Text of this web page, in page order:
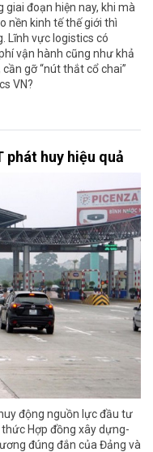
đoạn hiện nay, khi mà
nền kinh tế thế giới thì
Lĩnh vực logistics có
vận hành cũng như khả
gỡ “nút thắt cổ chai”
VN?
phát huy hiệu quả
động nguồn lực đầu tư
Hợp đồng xây dựng-
đúng đắn của Đảng và